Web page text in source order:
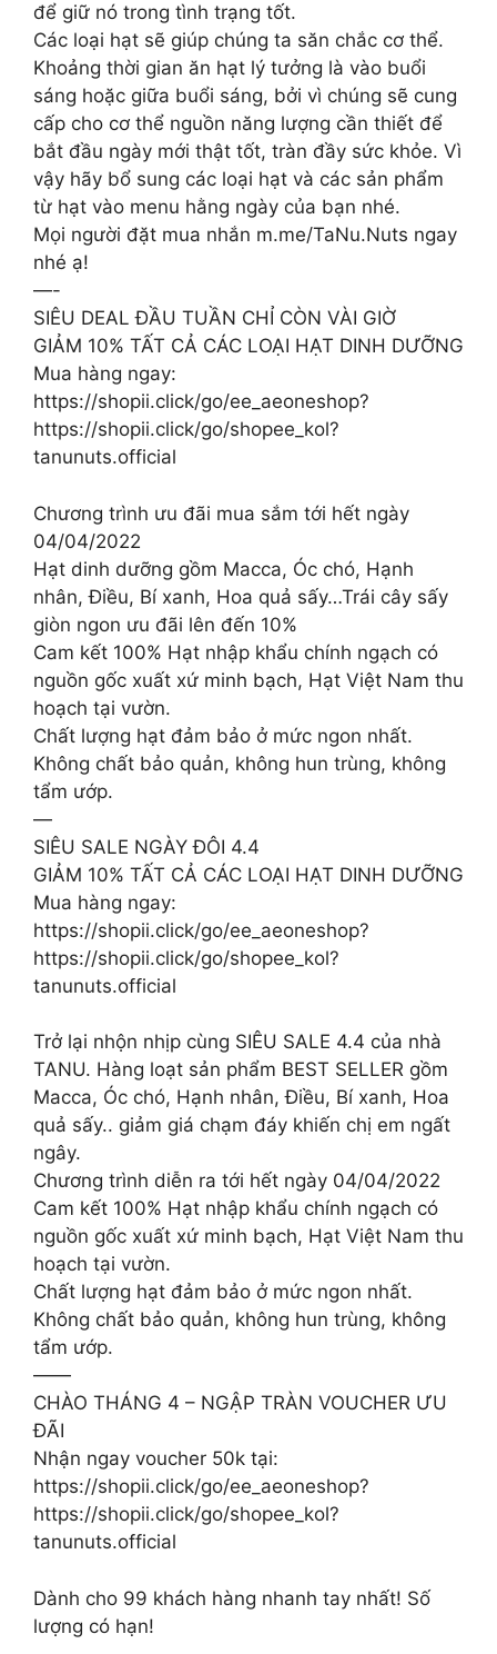
để giữ nó trong tình trạng tốt.
Các loại hạt sẽ giúp chúng ta săn chắc cơ thể.
Khoảng thời gian ăn hạt lý tưởng là vào buổi
sáng hoặc giữa buổi sáng, bởi vì chúng sẽ cung
cấp cho cơ thể nguồn năng lượng cần thiết để
bắt đầu ngày mới thật tốt, tràn đầy sức khỏe. Vì
vậy hãy bổ sung các loại hạt và các sản phẩm
từ hạt vào menu hằng ngày của bạn nhé.
Mọi người đặt mua nhắn m.me/TaNu.Nuts ngay
nhé ạ!
—-
SIÊU DEAL ĐẦU TUẦN CHỈ CÒN VÀI GIỜ
GIẢM 10% TẤT CẢ CÁC LOẠI HẠT DINH DƯỠNG
Mua hàng ngay:
https://shopii.click/go/ee_aeoneshop?
https://shopii.click/go/shopee_kol?
tanunuts.official
Chương trình ưu đãi mua sắm tới hết ngày
04/04/2022
Hạt dinh dưỡng gồm Macca, Óc chó, Hạnh
nhân, Điều, Bí xanh, Hoa quả sấy…Trái cây sấy
giòn ngon ưu đãi lên đến 10%
Cam kết 100% Hạt nhập khẩu chính ngạch có
nguồn gốc xuất xứ minh bạch, Hạt Việt Nam thu
hoạch tại vườn.
Chất lượng hạt đảm bảo ở mức ngon nhất.
Không chất bảo quản, không hun trùng, không
tẩm ướp.
—
SIÊU SALE NGÀY ĐÔI 4.4
GIẢM 10% TẤT CẢ CÁC LOẠI HẠT DINH DƯỠNG
Mua hàng ngay:
https://shopii.click/go/ee_aeoneshop?
https://shopii.click/go/shopee_kol?
tanunuts.official
Trở lại nhộn nhịp cùng SIÊU SALE 4.4 của nhà
TANU. Hàng loạt sản phẩm BEST SELLER gồm
Macca, Óc chó, Hạnh nhân, Điều, Bí xanh, Hoa
quả sấy.. giảm giá chạm đáy khiến chị em ngất
ngây.
Chương trình diễn ra tới hết ngày 04/04/2022
Cam kết 100% Hạt nhập khẩu chính ngạch có
nguồn gốc xuất xứ minh bạch, Hạt Việt Nam thu
hoạch tại vườn.
Chất lượng hạt đảm bảo ở mức ngon nhất.
Không chất bảo quản, không hun trùng, không
tẩm ướp.
——
CHÀO THÁNG 4 – NGẬP TRÀN VOUCHER ƯU
ĐÃI
Nhận ngay voucher 50k tại:
https://shopii.click/go/ee_aeoneshop?
https://shopii.click/go/shopee_kol?
tanunuts.official
Dành cho 99 khách hàng nhanh tay nhất! Số
lượng có hạn!